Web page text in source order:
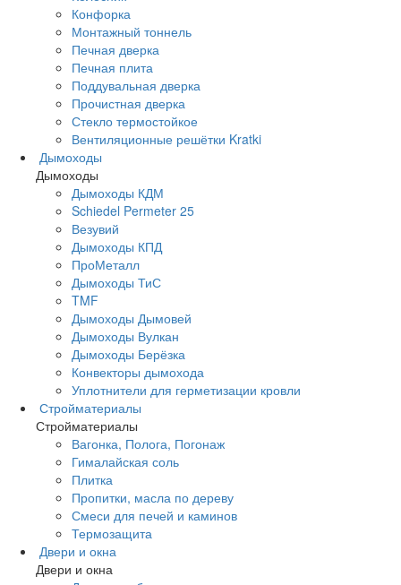
Конфорка
Монтажный тоннель
Печная дверка
Печная плита
Поддувальная дверка
Прочистная дверка
Стекло термостойкое
Вентиляционные решётки Kratki
Дымоходы
Дымоходы
Дымоходы КДМ
Schiedel Permeter 25
Везувий
Дымоходы КПД
ПроМеталл
Дымоходы ТиС
TMF
Дымоходы Дымовей
Дымоходы Вулкан
Дымоходы Берёзка
Конвекторы дымохода
Уплотнители для герметизации кровли
Стройматериалы
Стройматериалы
Вагонка, Полога, Погонаж
Гималайская соль
Плитка
Пропитки, масла по дереву
Смеси для печей и каминов
Термозащита
Двери и окна
Двери и окна